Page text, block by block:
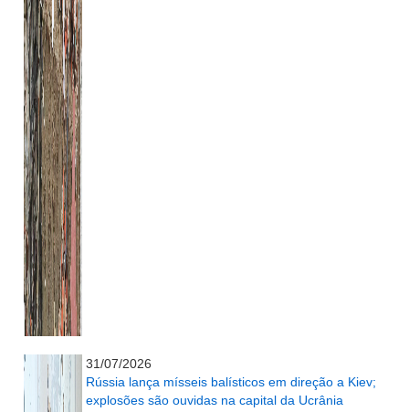
31/07/2026
Rússia lança mísseis balísticos em direção a Kiev;
explosões são ouvidas na capital da Ucrânia